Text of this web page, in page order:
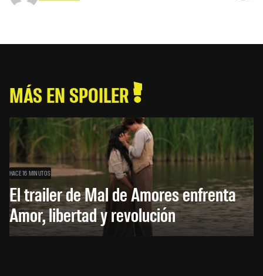
MÁS EN SPOILER
HACE 16 MINUTOS
El trailer de Mal de Amores enfrenta
Amor, libertad y revolución